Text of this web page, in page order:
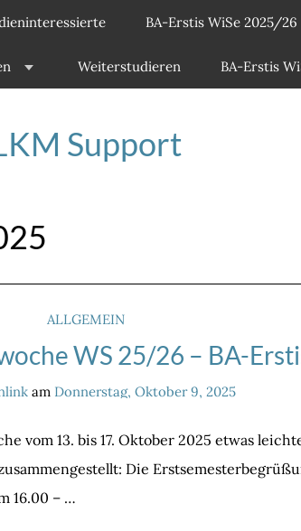
BA-Erstis WiSe 2025/26
Weiterstudieren BA-Erstis
Support
ALLGEMEIN
WS 25/26 – BA-
am Donnerstag, Oktober 9, 2025
vom 13. bis 17. Oktober 2025 etwas
Die
16.00 – …